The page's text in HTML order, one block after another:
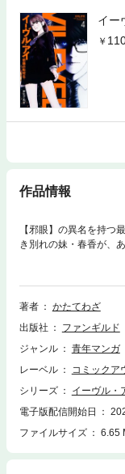
イー
作品情報
【邪眼】の異名を持
き別れの妹・春香が、
た【邪眼】は、春香の
ャラを演じて正体を隠
に手を出す奴は、誰で
著者
かたてわざ
出版社
ファンギルド
ジャンル
青年マンガ
レーベル
コミックア
シリーズ
イーヴル
電子版配信開始日
ファイルサイズ
6.65